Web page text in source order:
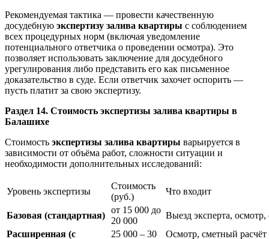
Рекомендуемая тактика — провести качественную
досудебную экспертизу залива квартиры с соблюдением
всех процедурных норм (включая уведомление
потенциального ответчика о проведении осмотра). Это
позволяет использовать заключение для досудебного
урегулирования либо представить его как письменное
доказательство в суде. Если ответчик захочет оспорить —
пусть платит за свою экспертизу.
Раздел 14. Стоимость экспертизы залива квартиры в
Балашихе
Стоимость экспертизы залива квартиры варьируется в
зависимости от объёма работ, сложности ситуации и
необходимости дополнительных исследований:
Уровень экспертизы
Стоимость
(руб.)
Что входит
Базовая (стандартная)
от 15 000 до
20 000
Выезд эксперта,
Расширенная (с
25 000 – 30
Осмотр, сметный